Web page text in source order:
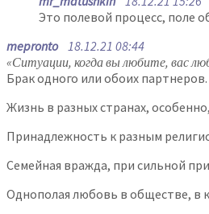
Это полевой процесс, поле
mepronto18.12.21 08:44
«Ситуации, когда вы любите, вас
Брак одного или обоих партнеров.
Жизнь в разных странах,
Принадлежность к разным
Семейная вражда, при сильной
Однополая любовь в обществе, в